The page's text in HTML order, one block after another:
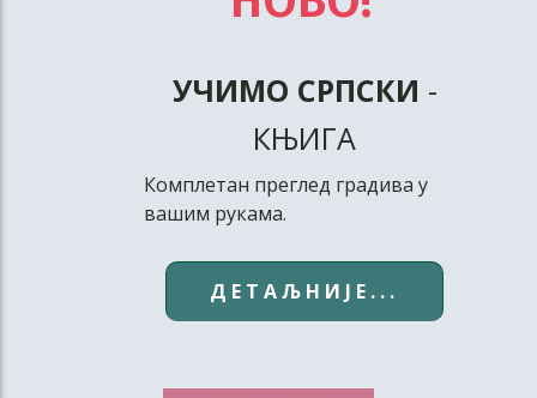
УЧИМО СРПСКИ -
КЊИГА
Комплетан преглед градива у
вашим рукама.
ДЕТАЉНИЈЕ...